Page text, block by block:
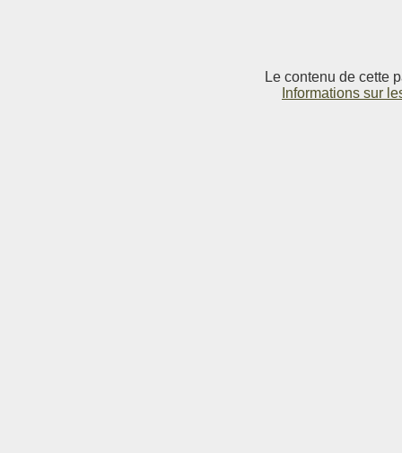
Le contenu de cette
Informations sur